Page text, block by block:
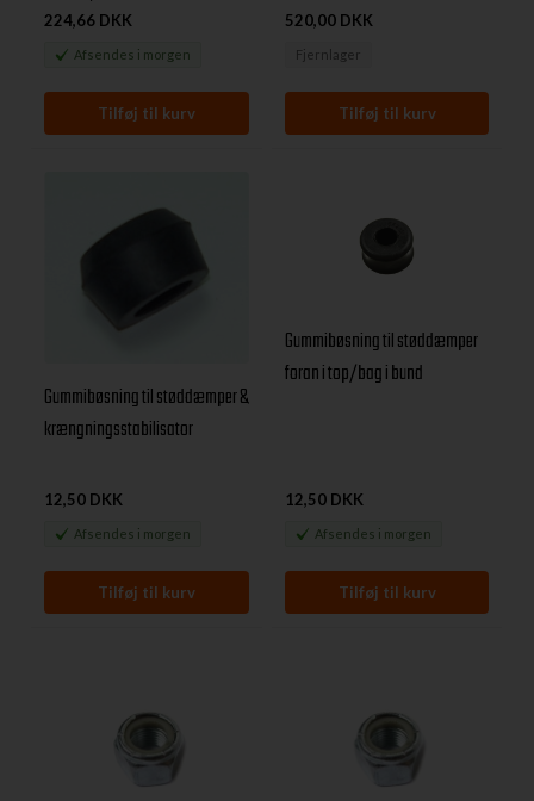
224,66 DKK
Afsendes i morgen
520,00 DKK
Fjernlager
Gummibøsning til støddæmper &
krængningsstabilisator
12,50 DKK
Afsendes i morgen
Gummibøsning til støddæmper
foran i top/bag i bund
12,50 DKK
Afsendes i morgen